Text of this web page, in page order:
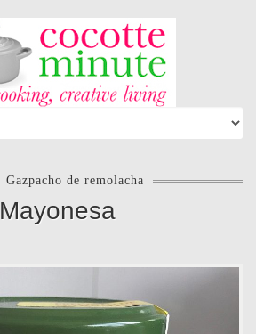
Gazpacho de remolacha
Mayonesa